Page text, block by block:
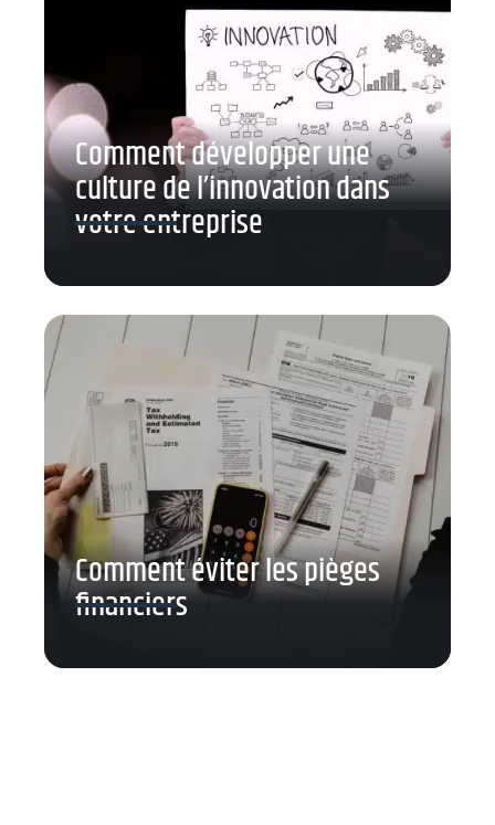
Comment développer une
culture de l’innovation dans
votre entreprise
Comment éviter les pièges
financiers